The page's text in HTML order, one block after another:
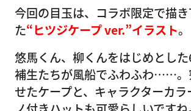
今回の目玉は、コラボ限定で描
た“ヒツジケープ ver.”イラスト。
悠馬くん、柳くんをはじめとし
補生たちが風船でふわふわ……。
せたケープと、キャラクターカ